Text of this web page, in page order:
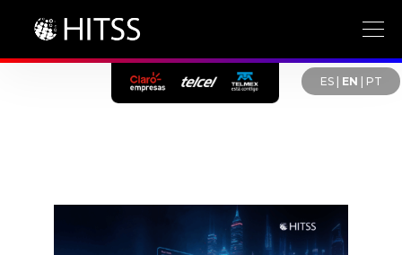
ES| EN PT